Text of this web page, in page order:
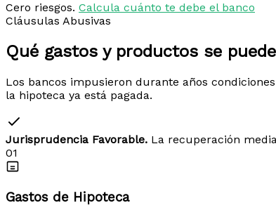
Cero riesgos. Calcula cuánto te debe el banco
Cláusulas Abusivas
Qué gastos y productos se
Los bancos impusieron durante años
la hipoteca ya está pagada.
Jurisprudencia Favorable. La recuperación
01
Gastos de Hipoteca